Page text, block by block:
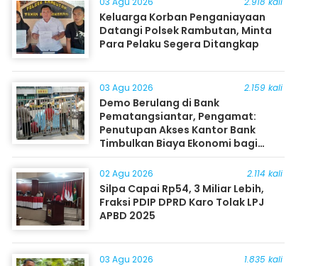
Keluarga Korban Penganiayaan
Datangi Polsek Rambutan, Minta
Para Pelaku Segera Ditangkap
03 Agu 2026 2.159 kali
Demo Berulang di Bank
Pematangsiantar, Pengamat:
Penutupan Akses Kantor Bank
Timbulkan Biaya Ekonomi bagi
Masyarakat
02 Agu 2026 2.114 kali
Silpa Capai Rp54, 3 Miliar Lebih,
Fraksi PDIP DPRD Karo Tolak LPJ
APBD 2025
03 Agu 2026 1.835 kali